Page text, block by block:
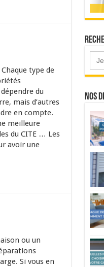
type de
du
mais d’autres
en compte.
meilleure
du CITE … Les
avoir une
ou un
Si vous en
Nos